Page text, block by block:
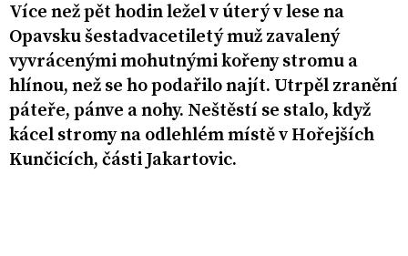
Více než pět hodin ležel v úterý v lese na
Opavsku šestadvacetiletý muž zavalený
vyvrácenými mohutnými kořeny stromu a
hlínou, než se ho podařilo najít. Utrpěl zranění
páteře, pánve a nohy. Neštěstí se stalo, když
kácel stromy na odlehlém místě v Hořejších
Kunčicích, části Jakartovic.